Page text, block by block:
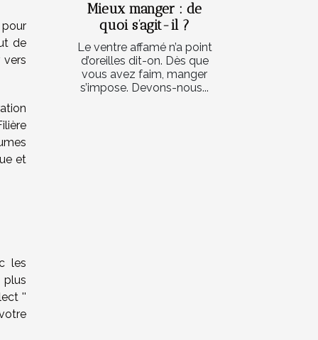
de
et
les
''
Mieux manger : de
quoi s’agit-il ?
Le ventre affamé n’a point
d’oreilles dit-on. Dès que
vous avez faim, manger
s’impose. Devons-nous...